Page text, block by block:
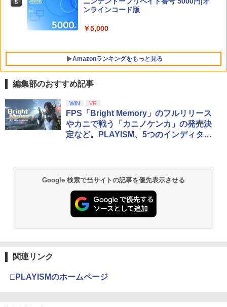
のこあくま気分)』
￥3,938
Farming Simulator 25 【PS5】 ELJM-3
0524
￥5,430
カムイ 第十五巻(初回限定版)【Blu-ra
製サイン入り複製原画セット+原作者・
野田サトル描き下ろし最終章OP／ED絵
￥10,780
5
ンラインコード版
￥5,000
Amazonランキングをもっと見る
PlayStation 5 デジタル・エディション
日本語専用 Console Language: Japan
ese only (CFI-2200B01)
￥55,000
Beast of Reincarnation -PS5 【特典】
プロダクトコード 封入
￥7,286
￥11,849
【純正品】Xbox ワイヤレス コントロー
ラー + USB-C® ケーブル
￥8,300
2
Xbox プリペイドカード 5,000円 デジタ
ルコード 【旧 Xbox ギフトカード】 [オ
ンラインコード]
￥5,000
【Amazon.co.jp限定】劇場版モノノ怪
第三章 蛇神 (Amazon.co.jp限定オリジ
ナル三方背収納ケース付きコレクション)
(オリジナル特典:オリジナル巾着＋メー
カー特典:【坤と離】二振りの剣、十翼よ
劇場版「鬼滅の刃」無限城編 第一章 猗
窩座再来 通常版 [Blu-ray]
劇場版「鬼滅の刃」無限城編 第一章 猗
編集部のおすすめ記事
WIN VR
FPS「Bright Memory」のフルリリース
やカニで戦う「カニノケンカ」の発売決
定など。PLAYISM、5つのインディタイ
Google 検索で当サイトの記事を優先表示させる
関連リンク
□PLAYISMのホームページ